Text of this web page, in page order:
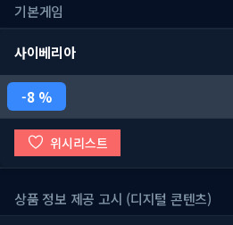
기본게임
사이베리아
8 %
위시리스트
상품 정보 제공 고시 (디지털 콘텐츠)